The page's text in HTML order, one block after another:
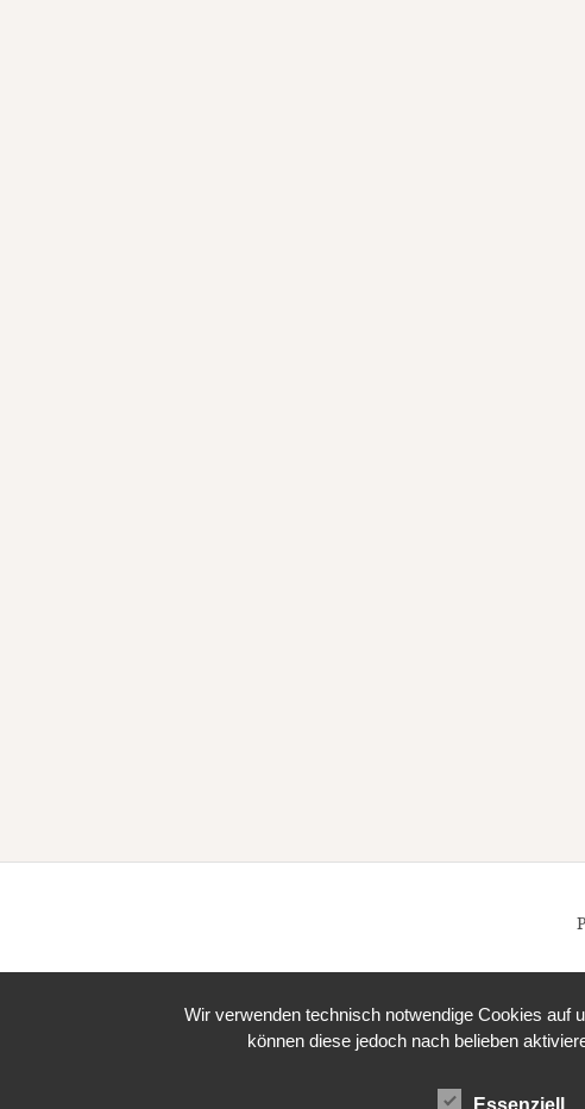
Wir verwenden technisch notwendige Cookies auf
können diese jedoch nach belieben